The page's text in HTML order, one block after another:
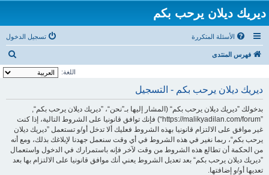
ديريك ديلان يرحب بكم
الأسئلة المتكررة تسجيل الدخول
فهرس المنتدى
ح
اللغة:
ديريك ديلان يرحب بكم - التسجيل
بدخولك ”ديريك ديلان يرحب بكم“ (المشار إليها بـ”نحن“، ”ديريك ديلان يرحب بكم“,
”https://malikyadilan.com/forum“) فإنك توافق قانونيا على الشروط التالية، إذا كنت
غير موافق على الالتزام قانونيا بهذه الشروط فعليك ألا تدخل أو/و تستعمل ”ديريك ديلان
يرحب بكم“، ربما نغير في هذه الشروط في أي وقت سنعمل جهدنا لإبلاغك بذلك، ومع أنه
من الحكمة أن تطالع هذه الشروط من وقت لآخر فإنه باستمرارك في الدخول واستعمال
”ديريك ديلان يرحب بكم“ بعد تعديل الشروط يعني أنك موافق قانونيا على الالتزام بها بعد
تعديها أو/و إضافتها.